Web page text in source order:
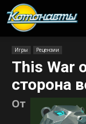
Игры Рецензии
This War
сторона
От